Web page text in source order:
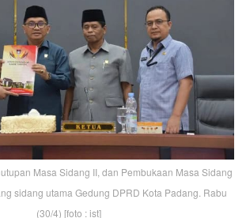
Masa Sidang II, dan Pembukaan Masa Sidang
sidang utama Gedung DPRD Kota Padang. Rabu
(30/4) [foto : ist]